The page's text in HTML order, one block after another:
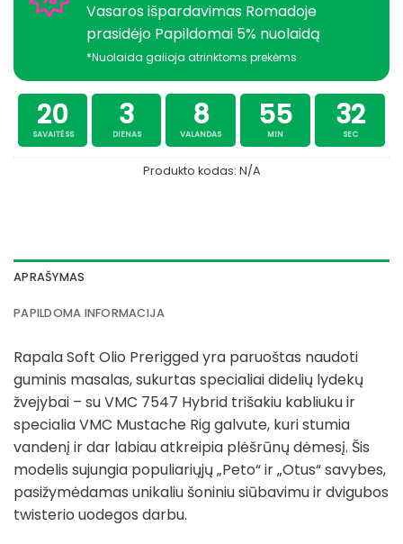
Vasaros išpardavimas Romadoje
prasidėjo Papildomai 5% nuolaidą
*Nuolaida galioja atrinktoms prekėms
20
SAVAITĖSS
3
DIENAS
8
VALANDAS
55
MIN
31
SEC
Produkto kodas: N/A
APRAŠYMAS
PAPILDOMA INFORMACIJA
Rapala Soft Olio Prerigged yra paruoštas naudoti
guminis masalas, sukurtas specialiai didelių lydekų
žvejybai – su VMC 7547 Hybrid trišakiu kabliuku ir
specialia VMC Mustache Rig galvute, kuri stumia
vandenį ir dar labiau atkreipia plėšrūnų dėmesį. Šis
modelis sujungia populiariųjų „Peto“ ir „Otus“ savybes,
pasižymėdamas unikaliu šoniniu siūbavimu ir dvigubos
twisterio uodegos darbu.